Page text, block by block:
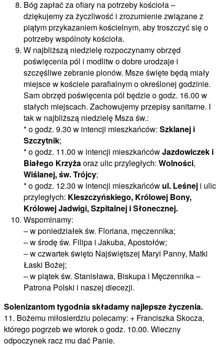
Bóg zapłać za ofiary na potrzeby kościoła –
dziękujemy za życzliwość i zrozumienie związane z
piątym przykazaniem kościelnym, aby troszczyć się o
potrzeby wspólnoty kościoła.
W najbliższą niedzielę rozpoczynamy obrzęd
poświęcenia pól i modlitw o dobre urodzaje i
szczęśliwe zebranie plonów. Msze święte będą miały
miejsce w kościele parafialnym o określonej godzinie.
Sam obrzęd poświęcenia pól będzie o godz. 16.00 w
stałych miejscach. Zachowujemy przepisy sanitarne. I
tak w najbliższą niedzielę Msza św.:
* o godz. 9.30 w intencji mieszkańców: Szklanej i
Szczytnik;
* o godz. 11.00 w intencji mieszkańcówJazdowiczek i
Białego Krzyżaoraz ulic przyległych: Wolności,
Wiślanej, św. Trójcy;
* o godz. 12.30 w intencji mieszkańców ul. Leśnej i ulic
przyległych: Kleszczyńskiego, Królowej Bony,
Królowej Jadwigi, Szpitalnej i Słonecznej.
Wspominamy:
– w poniedziałek św. Floriana, męczennika;
– w środę św. Filipa i Jakuba, Apostołów;
– w czwartek święto Najświętszej Maryi Panny, Matki
Łaski Bożej;
– w piątek św. Stanisława, Biskupa i Męczennika –
Patrona Polski i naszej diecezji.
Solenizantom tygodnia składamy najlepsze życzenia.
11. Bożemu miłosierdziu polecamy: + Franciszka Skocza,
którego pogrzeb we wtorek o godz. 10.00. Wieczny
odpoczynek racz mu dać Panie.